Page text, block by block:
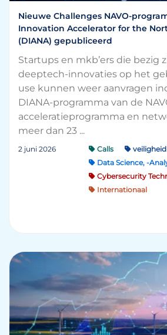
Nieuwe Challenges NAVO-
Innovation Accelerator for the
(DIANA) gepubliceerd
Startups en mkb’ers die bezig
deeptech-innovaties op het
use kunnen weer aanvragen
DIANA-programma van de
acceleratieprogramma en
meer dan 23 ...
2 juni 2026 Calls veiligheid
Data Science, -
Cybersecurity
Internationaal